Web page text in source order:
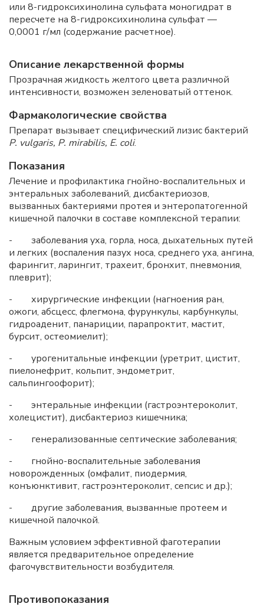
или 8-гидроксихинолина сульфата моногидрат в
пересчете на 8-гидроксихинолина сульфат —
0,0001 г/мл (содержание расчетное).
Описание лекарственной формы
Прозрачная жидкость желтого цвета различной
интенсивности, возможен зеленоватый оттенок.
Фармакологические свойства
Препарат вызывает специфический лизис бактерий
Р. vulgaris, Р. mirabilis, Е. coli.
Показания
Лечение и профилактика гнойно-воспалительных и
энтеральных заболеваний, дисбактериозов,
вызванных бактериями протея и энтеропатогенной
кишечной палочки в составе комплексной терапии:
- заболевания уха, горла, носа, дыхательных путей
и легких (воспаления пазух носа, среднего уха, ангина,
фарингит, ларингит, трахеит, бронхит, пневмония,
плеврит);
- хирургические инфекции (нагноения ран,
ожоги, абсцесс, флегмона, фурункулы, карбункулы,
гидроаденит, панариции, парапроктит, мастит,
бурсит, остеомиелит);
- урогенитальные инфекции (уретрит, цистит,
пиелонефрит, кольпит, эндометрит,
сальпингоофорит);
- энтеральные инфекции (гастроэнтероколит,
холецистит), дисбактериоз кишечника;
- генерализованные септические заболевания;
- гнойно-воспалительные заболевания
новорожденных (омфалит, пиодермия,
конъюнктивит, гастроэнтероколит, сепсис и др.);
- другие заболевания, вызванные протеем и
кишечной палочкой.
Важным условием эффективной фаготерапии
является предварительное определение
фагочувствительности возбудителя.
Противопоказания